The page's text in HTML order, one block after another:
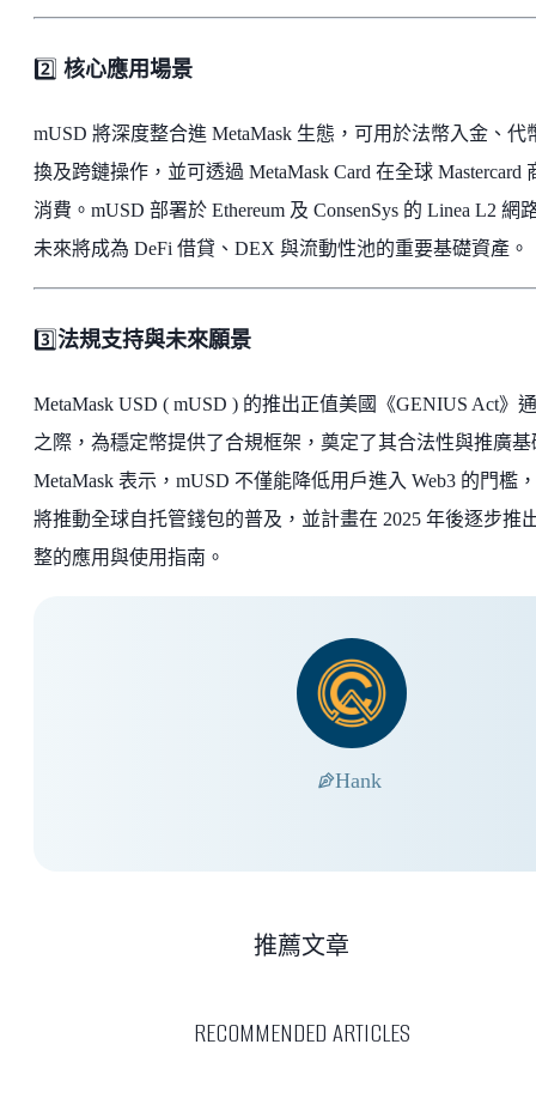
2️⃣ 核心應用場景
mUSD 將深度整合進 MetaMask 生態，可用於法幣入金、代
換及跨鏈操作，並可透過 MetaMask Card 在全球 Mastercard
消費。mUSD 部署於 Ethereum 及 ConsenSys 的 Linea L2 網
未來將成為 DeFi 借貸、DEX 與流動性池的重要基礎資產。
3️⃣ 法規支持與未來願景
MetaMask USD ( mUSD ) 的推出正值美國《GENIUS Act》
之際，為穩定幣提供了合規框架，奠定了其合法性與推廣基
MetaMask 表示，mUSD 不僅能降低用戶進入 Web3 的門檻
將推動全球自托管錢包的普及，並計畫在 2025 年後逐步推
整的應用與使用指南。
Hank
RECOMMENDED ARTICLES
推薦文章